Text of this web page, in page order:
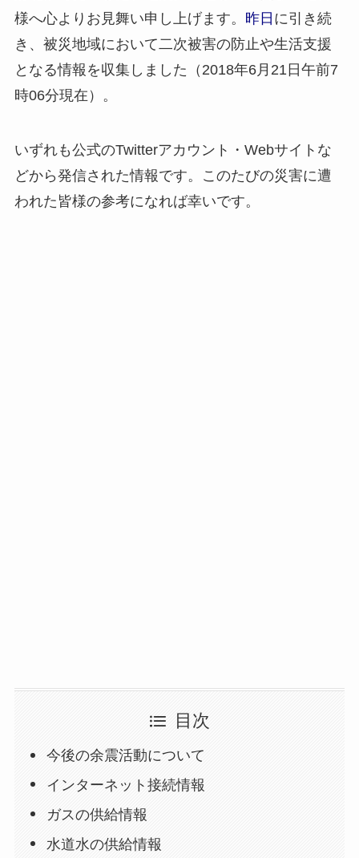
様へ心よりお見舞い申し上げます。 昨日 に引き続
き、被災地域において二次被害の防止や生活支援
となる情報を収集しました（2018年6月21日午前7
時06分現在）。
いずれも公式のTwitterアカウント・Webサイトな
どから発信された情報です。このたびの災害に遭
われた皆様の参考になれば幸いです。
目次
今後の余震活動について
インターネット接続情報
ガスの供給情報
水道水の供給情報